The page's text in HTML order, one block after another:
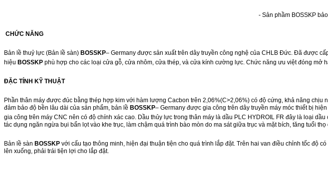
- Sản phầm BOSSKP
CHỨC NĂNG
Bản lề thuỷ lực (Bản lề sàn) BOSSKP– Germany được sản xuất trên dây truyền công nghệ của CHLB Đức. Đã được
hiệu BOSSKP phù hợp cho các loại cửa gỗ, cửa nhôm, cửa thép, và cửa kính cường lực. Chức năng ưu việt đóng mở
ĐẶC TÍNH KỸ THUẬT
Phần thân máy được đúc bằng thép hợp kim với hàm lượng Cacbon trên 2,06%(C>2,06%) có độ cứng, khả năng
đảm bảo độ bền lâu dài của sản phẩm, bản lề BOSSKP– Germany được gia công trên dây truyền máy móc thiết bị
gia công trên máy CNC nên có độ chính xác cao. Dầu thủy lực trong thân máy là dầu PLC HYDROIL FR đây là loại
tác dụng ngăn ngừa bụi bẩn lọt vào khe trục, làm chậm quá trình bào mòn do ma sát giữa trục và mặt bích, tăng tuổi thọ
Bản lề sàn BOSSKP với cấu tạo thông minh, hiện đại thuận tiện cho quá trình lắp đặt. Trên hai van điều chỉnh tốc độ
lên xuống, phải trái tiện lợi cho lắp đặt.